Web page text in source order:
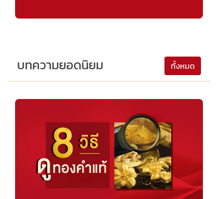
บทความยอดนิยม ทั้งหมด